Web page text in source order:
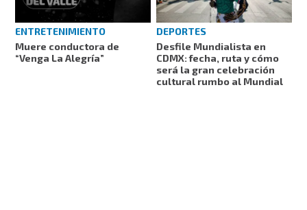
ENTRETENIMIENTO
Muere conductora de
“Venga La Alegría”
DEPORTES
Desfile Mundialista en
CDMX: fecha, ruta y cómo
será la gran celebración
cultural rumbo al Mundial